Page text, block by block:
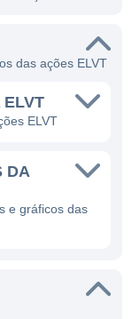
das ações ELVT
ELVT
ELVT
DA
e gráficos das